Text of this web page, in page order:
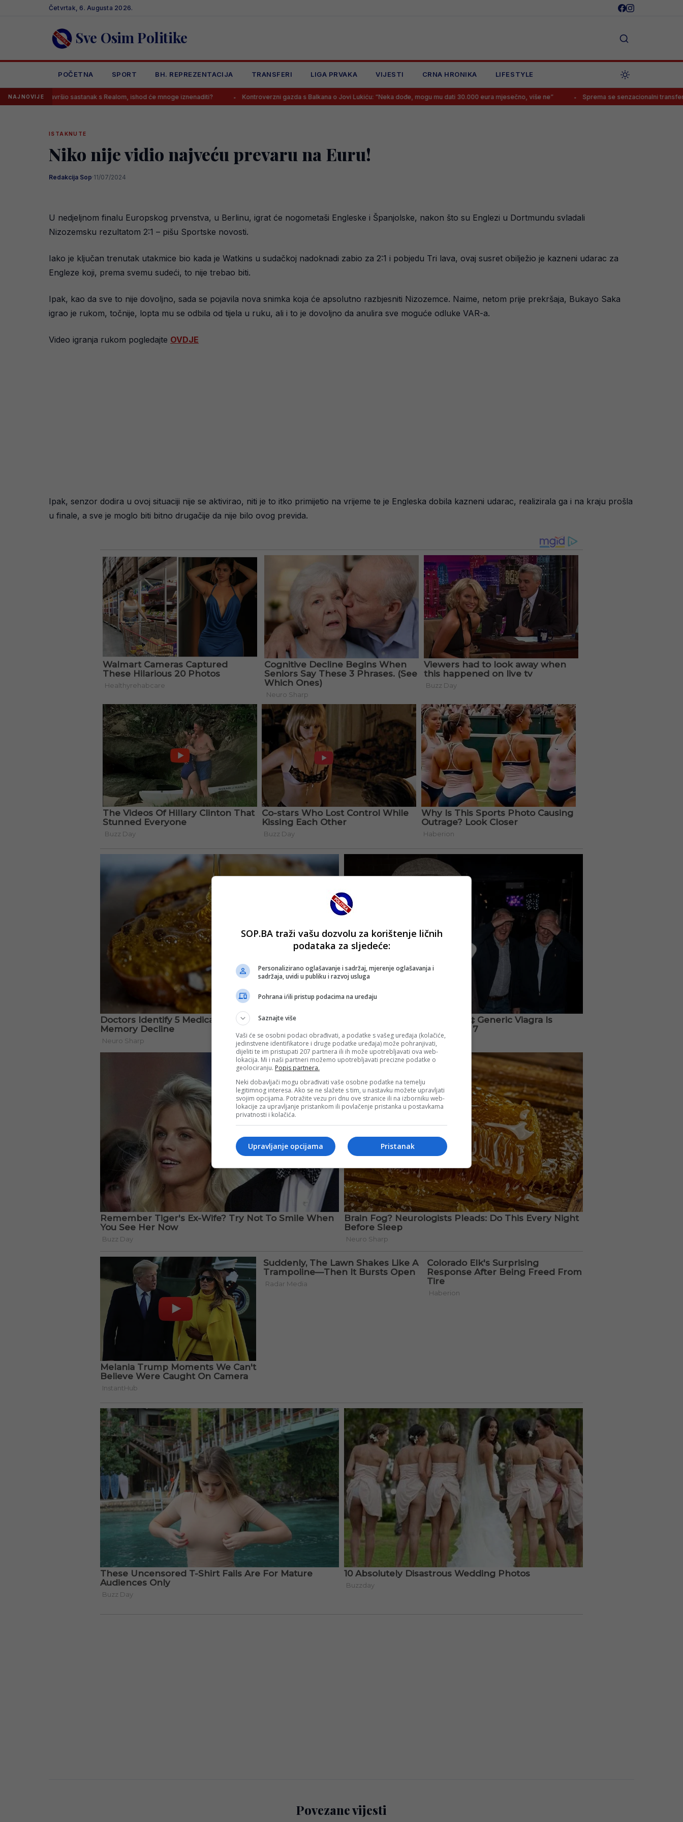
Četvrtak, 6. Augusta 2026.
Sve Osim Politike
POČETNA SPORT BH. REPREZENTACIJA TRANSFERI LIGA PRVAKA VIJESTI CRNA HRONIKA LIFESTYLE
NAJNOVIJE
završio sastanak s Realom, ishod će mnoge iznenaditi? Kontroverzni gazda s Balkana o Jovi Lukiću: “Neka dođe, mogu mu dati 30.000 eura mjesečno, više ne” Sprema se senzacionalni transfer Perišića?!
ISTAKNUTE
Niko nije vidio najveću prevaru na Euru!
Redakcija Sop·11/07/2024
U nedjeljnom finalu Europskog prvenstva, u Berlinu, igrat će nogometaši Engleske i Španjolske, nakon što su Englezi u Dortmundu svladali
Nizozemsku rezultatom 2:1 – pišu Sportske novosti.
Iako je ključan trenutak utakmice bio kada je Watkins u sudačkoj nadoknadi zabio za 2:1 i pobjedu Tri lava, ovaj susret obilježio je kazneni udarac za
Engleze koji, prema svemu sudeći, to nije trebao biti.
Ipak, kao da sve to nije dovoljno, sada se pojavila nova snimka koja će apsolutno razbjesniti Nizozemce. Naime, netom prije prekršaja, Bukayo Saka
igrao je rukom, točnije, lopta mu se odbila od tijela u ruku, ali i to je dovoljno da anulira sve moguće odluke VAR-a.
Video igranja rukom pogledajte OVDJE
Ipak, senzor dodira u ovoj situaciji nije se aktivirao, niti je to itko primijetio na vrijeme te je Engleska dobila kazneni udarac, realizirala ga i na kraju prošla
u finale, a sve je moglo biti bitno drugačije da nije bilo ovog previda.
Povezane vijesti
SOP.BA traži vašu dozvolu za korištenje ličnih
podataka za sljedeće:
Personalizirano oglašavanje i sadržaj, mjerenje oglašavanja i
sadržaja, uvidi u publiku i razvoj usluga
Pohrana i/ili pristup podacima na uređaju
Saznajte više
Vaši će se osobni podaci obrađivati, a podatke s vašeg uređaja (kolačiće,
jedinstvene identifikatore i druge podatke uređaja) može pohranjivati,
dijeliti te im pristupati 207 partnera ili ih može upotrebljavati ova web-
lokacija. Mi i naši partneri možemo upotrebljavati precizne podatke o
geolociranju. Popis partnera.
Neki dobavljači mogu obrađivati vaše osobne podatke na temelju
legitimnog interesa. Ako se ne slažete s tim, u nastavku možete upravljati
svojim opcijama. Potražite vezu pri dnu ove stranice ili na izborniku web-
lokacije za upravljanje pristankom ili povlačenje pristanka u postavkama
privatnosti i kolačića.
Pristanak
Upravljanje opcijama